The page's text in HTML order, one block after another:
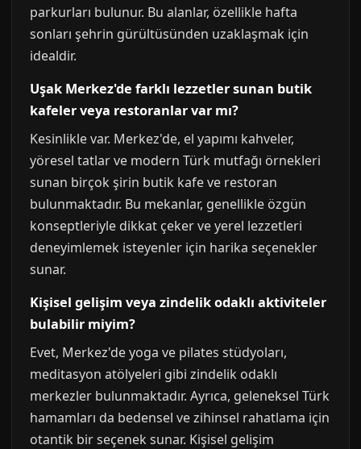
parkurları bulunur. Bu alanlar, özellikle hafta
sonları şehrin gürültüsünden uzaklaşmak için
idealdir.
Uşak Merkez'de farklı lezzetler sunan butik
kafeler veya restoranlar var mı?
Kesinlikle var. Merkez'de, el yapımı kahveler,
yöresel tatlar ve modern Türk mutfağı örnekleri
sunan birçok şirin butik kafe ve restoran
bulunmaktadır. Bu mekanlar, genellikle özgün
konseptleriyle dikkat çeker ve yerel lezzetleri
deneyimlemek isteyenler için harika seçenekler
sunar.
Kişisel gelişim veya zindelik odaklı aktiviteler
bulabilir miyim?
Evet, Merkez'de yoga ve pilates stüdyoları,
meditasyon atölyeleri gibi zindelik odaklı
merkezler bulunmaktadır. Ayrıca, geleneksel Türk
hamamları da bedensel ve zihinsel rahatlama için
otantik bir seçenek sunar. Kişisel gelişim